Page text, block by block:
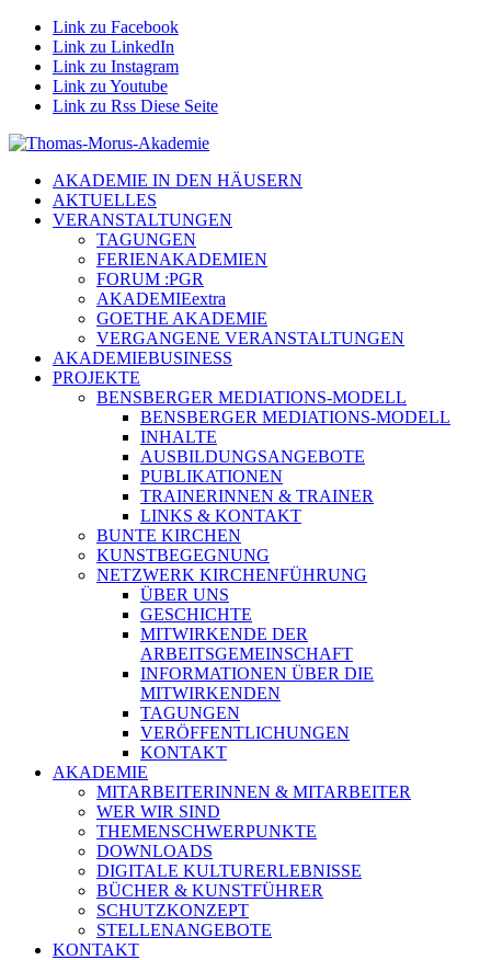
Link zu Facebook
Link zu LinkedIn
Link zu Instagram
Link zu Youtube
Link zu Rss Diese Seite
AKADEMIE IN DEN HÄUSERN
AKTUELLES
VERANSTALTUNGEN
TAGUNGEN
FERIENAKADEMIEN
FORUM :PGR
AKADEMIEextra
GOETHE AKADEMIE
VERGANGENE VERANSTALTUNGEN
AKADEMIEBUSINESS
PROJEKTE
BENSBERGER MEDIATIONS-MODELL
BENSBERGER MEDIATIONS-MODELL
INHALTE
AUSBILDUNGSANGEBOTE
PUBLIKATIONEN
TRAINERINNEN & TRAINER
LINKS & KONTAKT
BUNTE KIRCHEN
KUNSTBEGEGNUNG
NETZWERK KIRCHENFÜHRUNG
ÜBER UNS
GESCHICHTE
MITWIRKENDE DER
ARBEITSGEMEINSCHAFT
INFORMATIONEN ÜBER DIE
MITWIRKENDEN
TAGUNGEN
VERÖFFENTLICHUNGEN
KONTAKT
AKADEMIE
MITARBEITERINNEN & MITARBEITER
WER WIR SIND
THEMENSCHWERPUNKTE
DOWNLOADS
DIGITALE KULTURERLEBNISSE
BÜCHER & KUNSTFÜHRER
SCHUTZKONZEPT
STELLENANGEBOTE
KONTAKT